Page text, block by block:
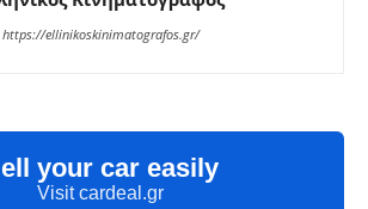
https://ellinikoskinimatografos.gr/
your car easily
Visit cardeal.gr